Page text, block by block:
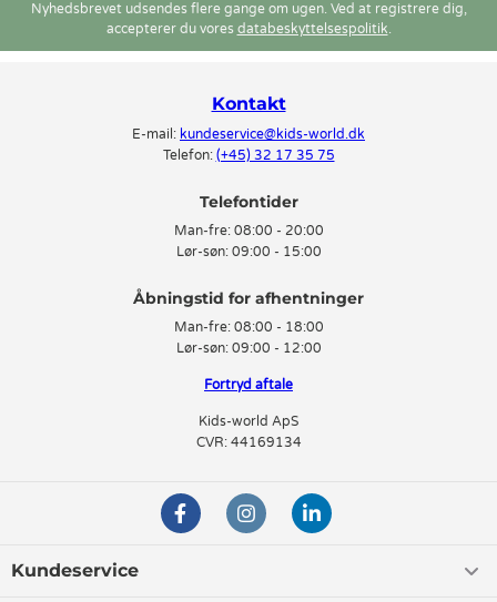
Nyhedsbrevet udsendes flere gange om ugen. Ved at registrere dig,
accepterer du vores databeskyttelsespolitik.
Kontakt
E-mail: kundeservice@kids-world.dk
Telefon: (+45) 32 17 35 75
Telefontider
Man-fre: 08:00 - 20:00
Lør-søn: 09:00 - 15:00
Man-fre: 08:00 - 18:00
Lør-søn: 09:00 - 12:00
Fortryd aftale
Kids-world ApS
CVR: 44169134
Kundeservice